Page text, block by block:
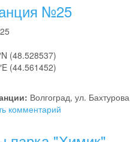
№25
(48.528537)
(44.561452)
Волгоград, ул. Бахтурова
комментарий